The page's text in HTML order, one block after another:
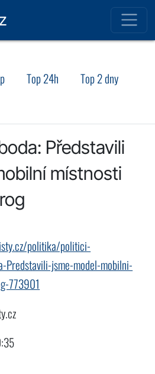
Top 24h
Top 2 dny
Představili
místnosti
politika/politici-
Predstavili-jsme-model-mobilni-
773901